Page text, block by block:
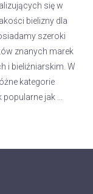
się w
bielizny dla
szeroki
znanych marek
i bieliźniarskim. W
kategorie
jak ...